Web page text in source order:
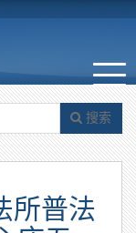
搜索
所普法